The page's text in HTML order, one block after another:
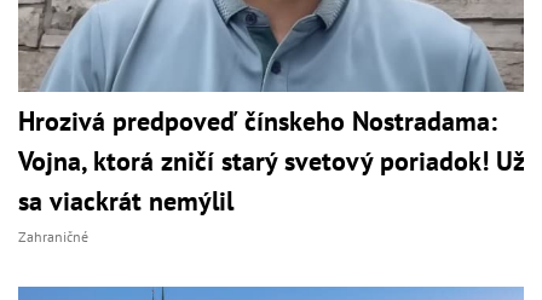
Hrozivá predpoveď čínskeho Nostradama:
Vojna, ktorá zničí starý svetový poriadok! Už
sa viackrát nemýlil
Zahraničné